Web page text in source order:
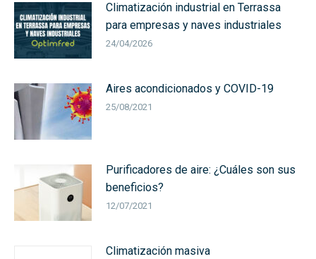
Climatización industrial en Terrassa
para empresas y naves industriales
24/04/2026
Aires acondicionados y COVID-19
25/08/2021
Purificadores de aire: ¿Cuáles son sus
beneficios?
12/07/2021
Climatización masiva